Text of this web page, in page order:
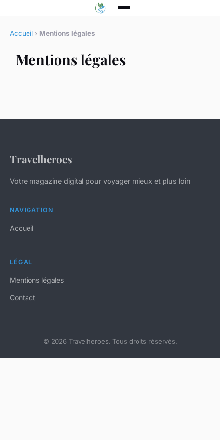
Accueil › Mentions légales
Mentions légales
Travelheroes
Votre magazine digital pour voyager mieux et plus loin
NAVIGATION
Accueil
LÉGAL
Mentions légales
Contact
© 2026 Travelheroes. Tous droits réservés.